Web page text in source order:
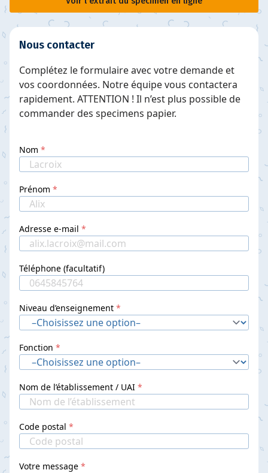
Nous contacter
Complétez le formulaire avec votre demande et
vos coordonnées. Notre équipe vous contactera
rapidement. ATTENTION ! Il n’est plus possible de
commander des specimens papier.
Nom
Prénom
Adresse e-mail
Téléphone (facultatif)
Niveau d’enseignement
Fonction
Nom de l’établissement / UAI
Code postal
Votre message